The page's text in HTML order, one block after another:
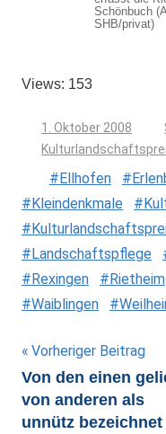
Schönbuch
SHB/privat)
Views: 153
1. Oktober 2008
Ellhofen
Kleindenkmale
Landschaftspflege
Rexingen
Rietheim
Waiblingen
Vorheriger Beitrag
Von den einen
von anderen als
unnütz bezeichnet